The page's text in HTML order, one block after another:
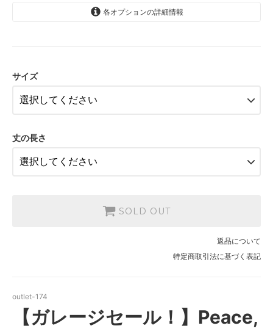
各オプションの詳細情報
サイズ
丈の長さ
SOLD OUT
返品について
特定商取引法に基づく表記
outlet-174
【ガレージセール！】Peace,